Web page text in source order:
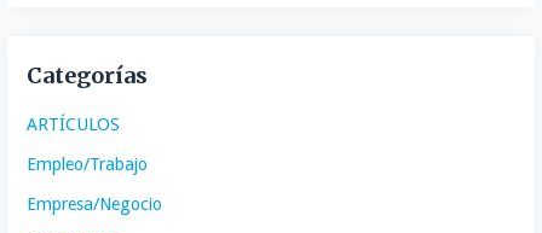
Categorías
ARTÍCULOS
Empleo/Trabajo
Empresa/Negocio